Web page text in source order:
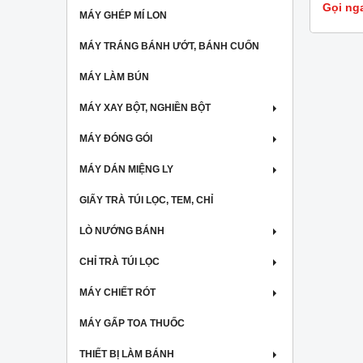
MÁY GHÉP MÍ LON
MÁY TRÁNG BÁNH ƯỚT, BÁNH CUỐN
MÁY LÀM BÚN
MÁY XAY BỘT, NGHIỀN BỘT
MÁY ĐÓNG GÓI
MÁY DÁN MIỆNG LY
GIẤY TRÀ TÚI LỌC, TEM, CHỈ
LÒ NƯỚNG BÁNH
CHỈ TRÀ TÚI LỌC
MÁY CHIẾT RÓT
MÁY GẤP TOA THUỐC
THIẾT BỊ LÀM BÁNH
Gọi